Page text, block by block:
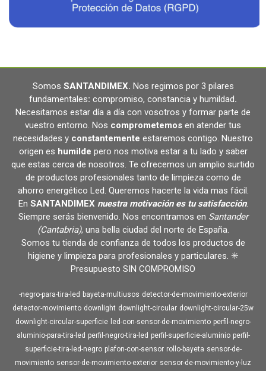
Somos SANTANDIMEX. Nos regimos por 3 pilares
fundamentales: compromiso, constancia y humildad.
Necesitamos estar día a día con vosotros y formar parte de
vuestro entorno. Nos comprometemos en atender tus
necesidades y constantemente estaremos contigo. Nuestro
origen es humilde pero nos motiva estar a tu lado y saber
que estas cerca de nosotros. Te ofrecemos un amplio surtido
de productos profesionales tanto de limpieza como de
ahorro energético Led. Queremos hacerte la vida mas fácil.
En SANTANDIMEX nuestra motivación es tu satisfacción.
Siempre serás bienvenido. Nos encontramos en Santander
(Cantabria), una bella ciudad del norte de España.
Somos tu tienda de confianza de todos los productos de
higiene y limpieza para profesionales y particulares. ✳️
Presupuesto SIN COMPROMISO
-negro-para-tira-led bayeta-multiusos detector-de-movimiento-exterior
detector-movimiento downlight downlight-circular downlight-circular-25w
downlight-circular-superficie
led-con-sensor-de-movimiento perfil-negro-
aluminio-para-tira-led perfil-negro-tira-led perfil-superficie-aluminio perfil-
superficie-tira-led-negro plafon-con-sensor rollo-bayeta sensor-de-
movimiento sensor-de-movimiento-exterior sensor-de-movimiento-y-luz